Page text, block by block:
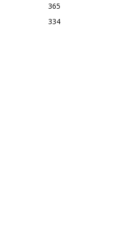
365
334